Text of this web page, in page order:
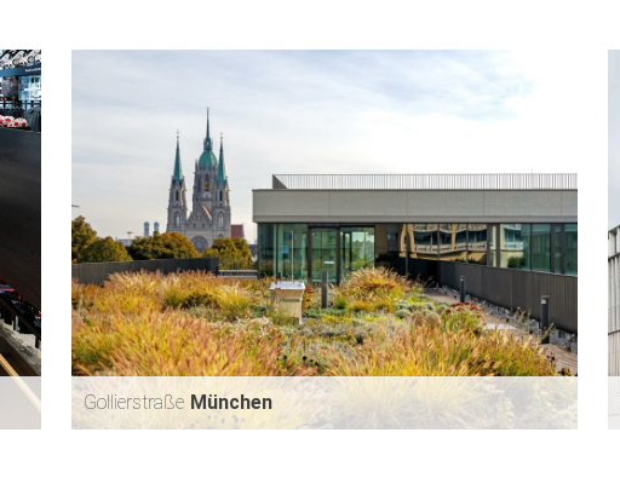
Gollierstraße München